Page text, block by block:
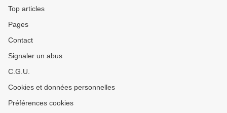
Top articles
Pages
Contact
Signaler un abus
C.G.U.
Cookies et données personnelles
Préférences cookies